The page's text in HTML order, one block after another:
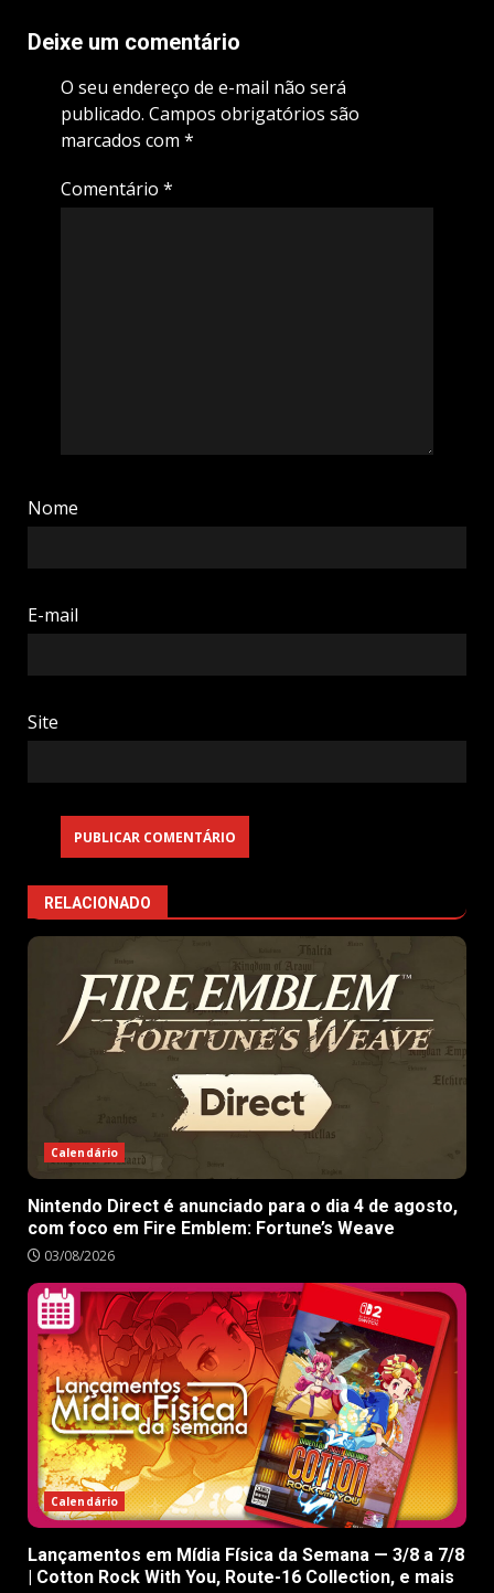
Deixe um comentário
O seu endereço de e-mail não será
publicado. Campos obrigatórios são
marcados com *
Comentário *
Nome
E-mail
Site
RELACIONADO
Calendário
Nintendo Direct é anunciado para o dia 4 de agosto,
com foco em Fire Emblem: Fortune’s Weave
03/08/2026
Calendário
Lançamentos em Mídia Física da Semana — 3/8 a 7/8
| Cotton Rock With You, Route-16 Collection, e mais